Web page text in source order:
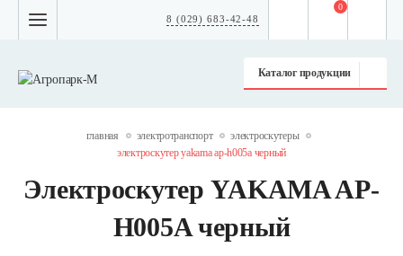
8 (029) 683-42-48
Каталог продукции
0
главная электротранспорт
электроскутеры
электроскутер yakama ap-h005a черный
Электроскутер YAKAMA AP-
H005A черный